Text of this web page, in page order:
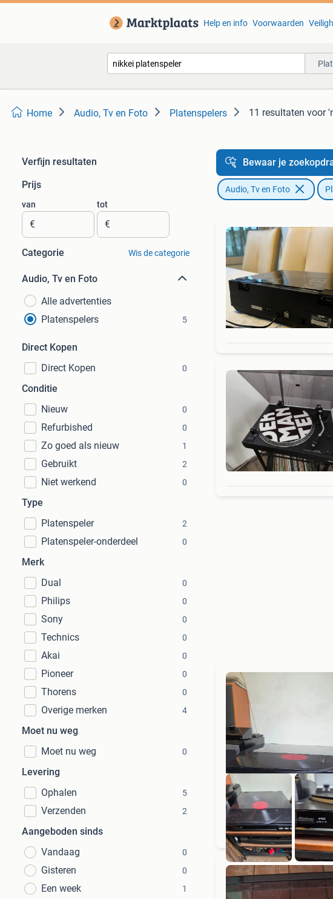
Help en info Voorwaarden
Home Audio, Tv en Foto Platenspelers 11 resultaten voor
Verfijn resultaten
Prijs
van
€
tot
€
Categorie Wis de categorie
Audio, Tv en Foto
Alle advertenties
Platenspelers
5
Direct Kopen
Direct Kopen
0
Conditie
Nieuw
0
Refurbished 0
Zo goed als nieuw 1
Gebruikt 2
Niet werkend 0
Type
Platenspeler
2
Platenspeler-onderdeel 0
Merk
Dual
0
Philips 0
Sony 0
Technics 0
Akai 0
Pioneer 0
Thorens 0
Overige merken 4
Moet nu weg
Moet nu weg
0
Levering
Ophalen
5
Verzenden 2
Aangeboden sinds
Vandaag
0
Gisteren 0
Een week 1
Bewaar je
Audio, Tv en Foto